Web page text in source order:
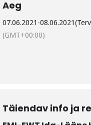
Aeg
07.06.2021 -08.06.2021
(GMT+00:00)
Täiendav info ja